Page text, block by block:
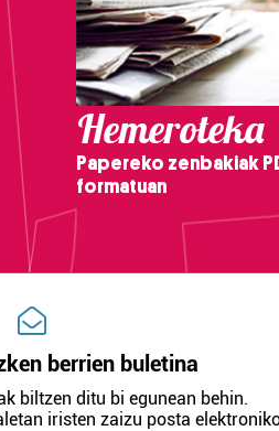
Hemeroteka
Papereko zenbakiak
formatuan
berrien buletina
biltzen ditu bi egunean behin.
iristen zaizu posta